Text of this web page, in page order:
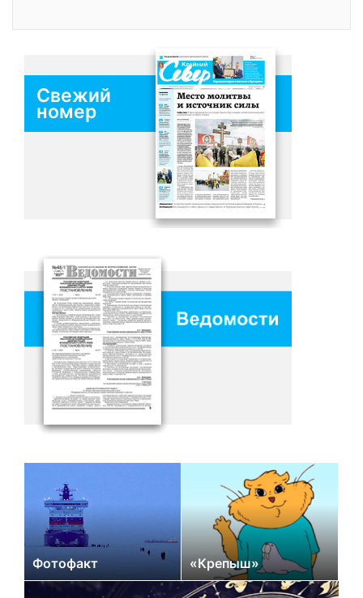
Свежий
номер
Фотофакт «Крепыш»